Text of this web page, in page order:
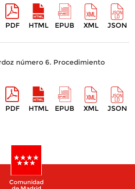
PDF HTML EPUB XML JSON
número 6. Procedimiento
PDF HTML EPUB XML JSON
Comunidad